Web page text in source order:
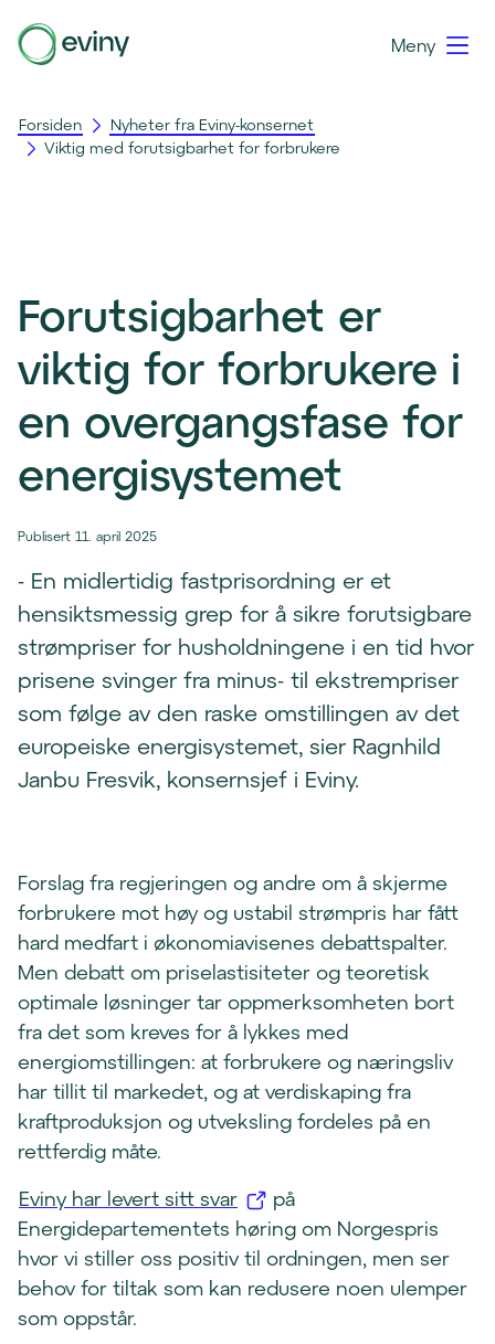
Meny
Forsiden
Nyheter fra Eviny-konsernet
Viktig med forutsigbarhet for forbrukere
Forutsigbarhet er
viktig for forbrukere i
en overgangsfase for
energisystemet
Publisert 11. april 2025
- En midlertidig fastprisordning er et
hensiktsmessig grep for å sikre forutsigbare
strømpriser for husholdningene i en tid hvor
prisene svinger fra minus- til ekstrempriser
som følge av den raske omstillingen av det
europeiske energisystemet, sier Ragnhild
Janbu Fresvik, konsernsjef i Eviny.
Forslag fra regjeringen og andre om å skjerme
forbrukere mot høy og ustabil strømpris har fått
hard medfart i økonomiavisenes debattspalter.
Men debatt om priselastisiteter og teoretisk
optimale løsninger tar oppmerksomheten bort
fra det som kreves for å lykkes med
energiomstillingen: at forbrukere og næringsliv
har tillit til markedet, og at verdiskaping fra
kraftproduksjon og utveksling fordeles på en
rettferdig måte.
Eviny har levert sitt svar(
å
p
n
på
Energidepartementets høring om Norgespris
hvor vi stiller oss positiv til ordningen, men ser
behov for tiltak som kan redusere noen ulemper
som oppstår.